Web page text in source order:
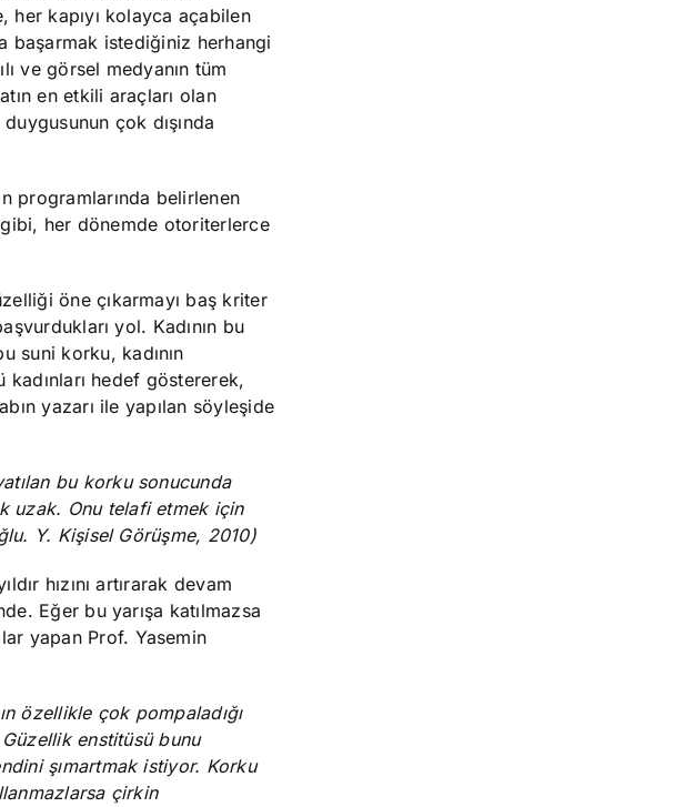
her kapıyı kolayca açabilen
başarmak istediğiniz herhangi
ve görsel medyanın tüm
en etkili araçları olan
çok dışında
programlarında belirlenen
her dönemde otoriterlerce
öne çıkarmayı baş kriter
yol. Kadının bu
suni korku, kadının
hedef göstererek,
yazarı ile yapılan söyleşide
bu korku sonucunda
uzak. Onu telafi etmek için
Y. Kişisel Görüşme, 2010)
hızını artırarak devam
Eğer bu yarışa katılmazsa
yapan Prof. Yasemin
özellikle çok pompaladığı
enstitüsü bunu
şımartmak istiyor. Korku
çirkin